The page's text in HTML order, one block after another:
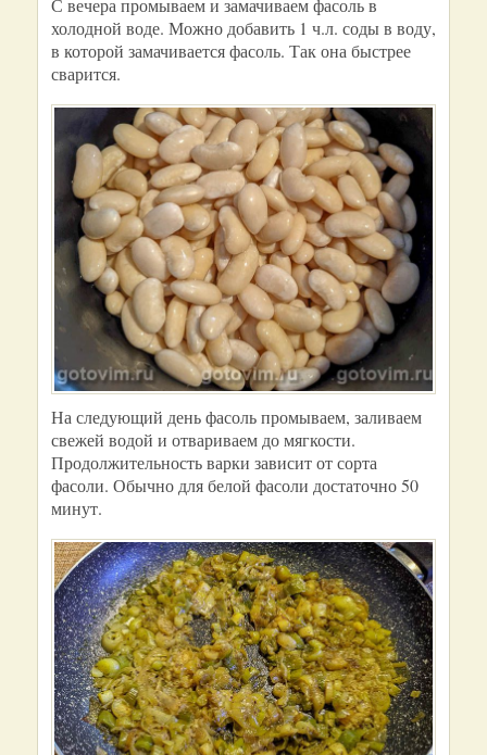
С вечера промываем и замачиваем фасоль в
холодной воде. Можно добавить 1 ч.л. соды в воду,
в которой замачивается фасоль. Так она быстрее
сварится.
На следующий день фасоль промываем, заливаем
свежей водой и отвариваем до мягкости.
Продолжительность варки зависит от сорта
фасоли. Обычно для белой фасоли достаточно 50
минут.